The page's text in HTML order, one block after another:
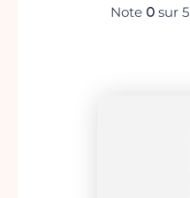
Note 0 sur 5